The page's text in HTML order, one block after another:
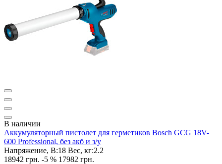
В наличии
Аккумуляторный пистолет для герметиков Bosch GCG 18V-
600 Professional, без акб и з/у
Напряжение, В:18 Вес, кг:2.2
18942 грн. -5 % 17982 грн.